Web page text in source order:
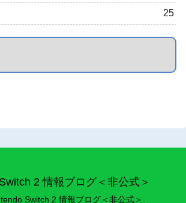
25
2 情報ブログ＜非公式＞
Switch 2 情報ブログ＜非公式＞.